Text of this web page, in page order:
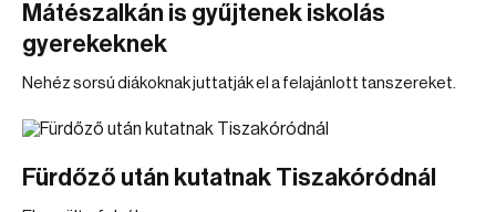
Mátészalkán is gyűjtenek iskolás
gyerekeknek
Nehéz sorsú diákoknak juttatják el a felajánlott tanszereket.
Fürdőző után kutatnak Tiszakóródnál